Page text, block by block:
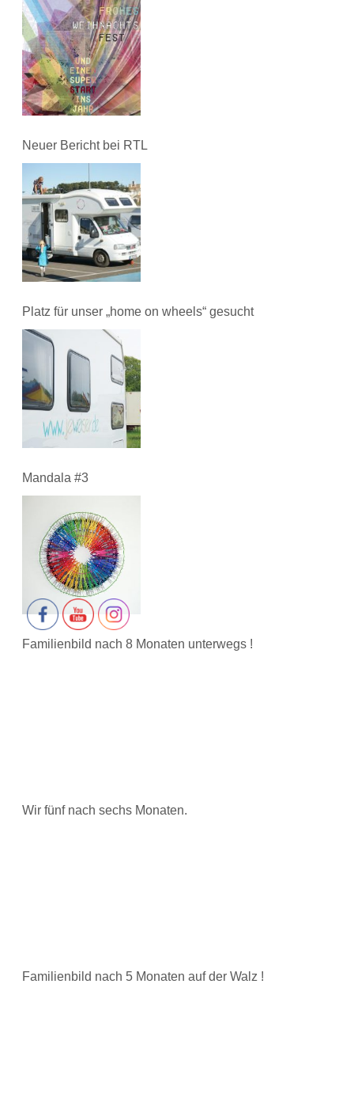
Neuer Bericht bei RTL
Platz für unser „home on wheels“ gesucht
Mandala #3
Familienbild nach 8 Monaten unterwegs !
Wir fünf nach sechs Monaten.
Familienbild nach 5 Monaten auf der Walz !